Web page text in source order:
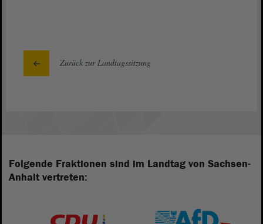
Zurück zur Landtagssitzung
Folgende Fraktionen sind im Landtag von Sachsen-
Anhalt vertreten: